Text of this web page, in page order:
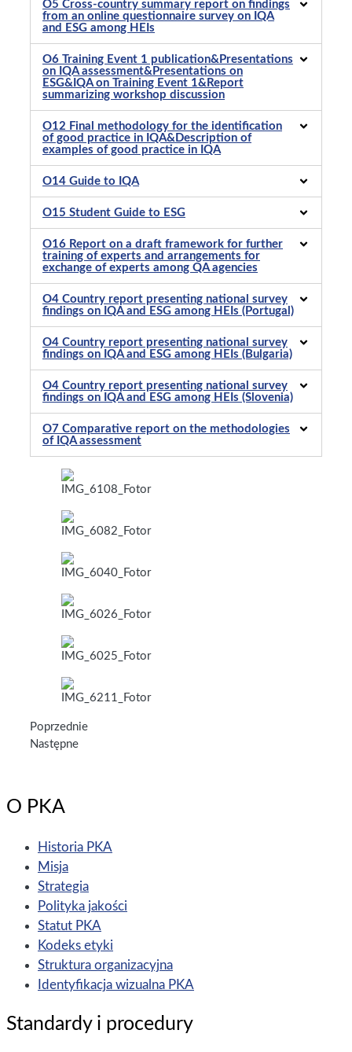
O5 Cross-country summary report on findings
from an online questionnaire survey on IQA
and ESG among HEIs
O6 Training Event 1 publication&Presentations
on IQA assessment&Presentations on
ESG&IQA on Training Event 1&Report
summarizing workshop discussion
O12 Final methodology for the identification
of good practice in IQA&Description of
examples of good practice in IQA
O14 Guide to IQA
O15 Student Guide to ESG
O16 Report on a draft framework for further
training of experts and arrangements for
exchange of experts among QA agencies
O4 Country report presenting national survey
findings on IQA and ESG among HEIs (Portugal)
O4 Country report presenting national survey
findings on IQA and ESG among HEIs (Bulgaria)
O4 Country report presenting national survey
findings on IQA and ESG among HEIs (Slovenia)
O7 Comparative report on the methodologies
of IQA assessment
Poprzednie
Następne
O PKA
Historia PKA
Misja
Strategia
Polityka jakości
Statut PKA
Kodeks etyki
Struktura organizacyjna
Identyfikacja wizualna PKA
Standardy i procedury